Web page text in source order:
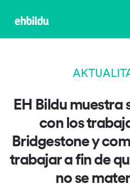
EH Bildu muestra
con los
Bridgestone y
trabajar a fin de
no se